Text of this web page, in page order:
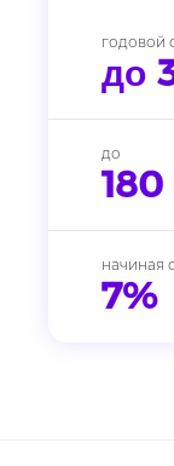
годовой
до
до
начиная с
7%